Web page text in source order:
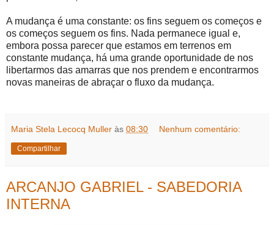
A mudança é uma constante: os fins seguem os começos e
os começos seguem os fins. Nada permanece igual e,
embora possa parecer que estamos em terrenos em
constante mudança, há uma grande oportunidade de nos
libertarmos das amarras que nos prendem e encontrarmos
novas maneiras de abraçar o fluxo da mudança.
Maria Stela Lecocq Muller às 08:30 Nenhum comentário:
Compartilhar
ARCANJO GABRIEL - SABEDORIA
INTERNA